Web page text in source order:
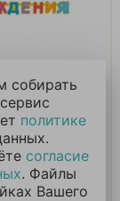
Три
260см
275₽
В корзину
собирать
политике
согласие
. Файлы
Вашего